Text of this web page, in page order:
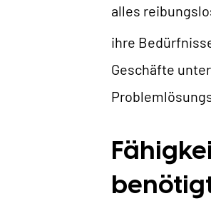
alles
ihre
Geschäfte